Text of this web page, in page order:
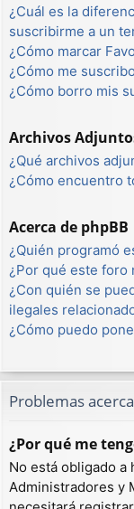
¿Cuál es la
suscribirme a un
¿Cómo marcar
¿Cómo me
¿Cómo borro mis
Archivos
¿Qué archivos
¿Cómo encuentro
Acerca de phpBB
¿Quién programó
¿Por qué este foro
¿Con quién se
ilegales
¿Cómo puedo
Problemas
¿Por qué me
No está obligado a
Administradores y